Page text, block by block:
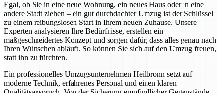
Egal, ob Sie in eine neue Wohnung, ein neues Haus oder in eine
andere Stadt ziehen – ein gut durchdachter Umzug ist der Schlüssel
zu einem reibungslosen Start in Ihrem neuen Zuhause. Unsere
Experten analysieren Ihre Bedürfnisse, erstellen ein
maßgeschneidertes Konzept und sorgen dafür, dass alles genau nach
Ihren Wünschen abläuft. So können Sie sich auf den Umzug freuen,
statt ihn zu fürchten.
Ein professionelles Umzugsunternehmen Heilbronn setzt auf
moderne Technik, erfahrenes Personal und einen klaren